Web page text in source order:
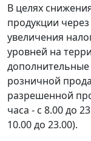
В целях
продукции
увеличения
уровней на
розничной
разрешенной
часа - с 8.00 до
10.00 до 23.00).